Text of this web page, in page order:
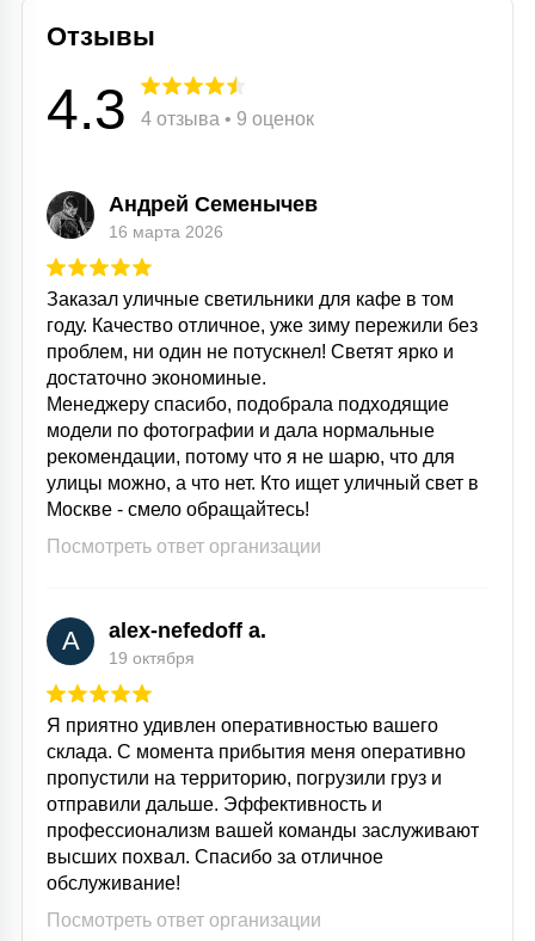
С УПРАВЛЕНИЕМ
АКСЕССУАРЫ
Отзывы
4.3 4 отзыва • 9 оценок
Андрей Семенычев
16 марта 2026
Заказал уличные светильники для кафе в том
году. Качество отличное, уже зиму пережили без
проблем, ни один не потускнел! Светят ярко и
достаточно экономиные.
Менеджеру спасибо, подобрала подходящие
модели по фотографии и дала нормальные
рекомендации, потому что я не шарю, что для
улицы можно, а что нет. Кто ищет уличный свет в
Москве - смело обращайтесь!
Посмотреть ответ организации
A alex-nefedoff a.
19 октября
Я приятно удивлен оперативностью вашего
склада. С момента прибытия меня оперативно
пропустили на территорию, погрузили груз и
отправили дальше. Эффективность и
профессионализм вашей команды заслуживают
высших похвал. Спасибо за отличное
обслуживание!
Посмотреть ответ организации